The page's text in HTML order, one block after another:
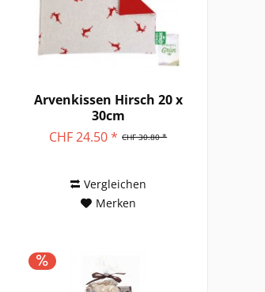
Arvenkissen Hirsch 20 x
30cm
CHF 30.80 *
CHF 24.50 *
Vergleichen
Merken